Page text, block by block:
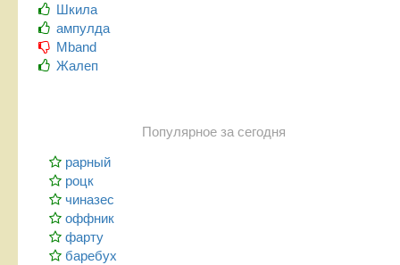
Шкила
ампулда
Mband
Жалеп
Популярное за сегодня
рарный
роцк
чиназес
оффник
фарту
баребух